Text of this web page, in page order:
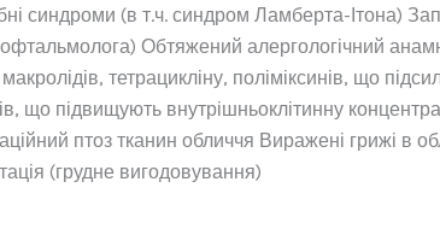
синдроми (в т.ч. синдром Ламберта-Ітона)
Обтяжений алергологічний
тетрацикліну, поліміксинів, що
підвищують внутрішньоклітинну
птоз тканин обличчя Виражені грижі в
(грудне вигодовування)